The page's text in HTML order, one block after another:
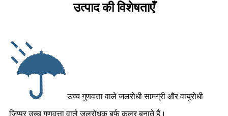
उत्पाद की विशेषताएँ
उच्च गुणवत्ता वाले जलरोधी सामग्री और वायुरोधी
ज़िप्पर उच्च गुणवत्ता वाले जलरोधक बर्फ कूलर बनाते हैं।